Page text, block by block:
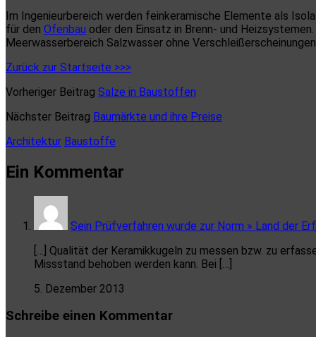
Im Ingenieurbereich werden feinkeramische Elemente als
für den Ofenbau oder den Einsatz in Brenn- und
Meerwasserbereich Salzwasser ohne
Zurück zur Startseite >>>
Vorheriger Beitrag Salze in Baustoffen
Nächster Beitrag Baumärkte und ihre Preise
Architektur Baustoffe
Ein Kommentar
Sein Prüfverfahren wurde zur Norm » Land der
[…] Qualität der Keramikkugeln zu messen bzw. zu
Missstand behoben werden kann. Bei […]
5. Dezember 2013
Schreibe einen Kommentar